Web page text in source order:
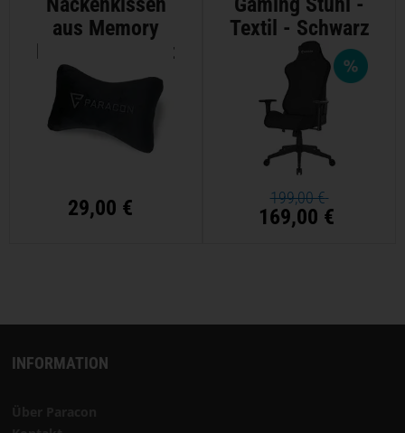
aus Memory
Foam - Schwarz
29,00 €
Textil - Schwarz
199,00 €
169,00 €
INFORMATION